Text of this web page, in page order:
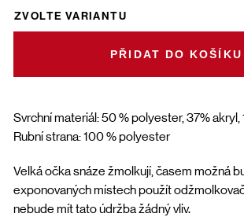
Svrchní materiál: 50 % polyester, 37% akryl,
Rubní strana: 100 % polyester
Velká očka snáze žmolkují, časem možná
exponovaných místech použít
nebude mít tato údržba žádný vliv.
ZVOLTE VARIANTU
DO KOŠÍKU